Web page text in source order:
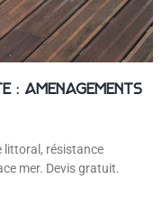
: aménagements
littoral, résistance
mer. Devis gratuit.